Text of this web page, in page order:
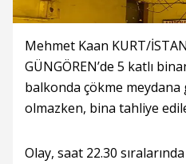
Mehmet Kaan KURT/
GÜNGÖREN’de 5 katlı
balkonda çökme meydana
olmazken, bina tahliye
Olay, saat 22.30